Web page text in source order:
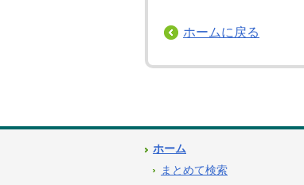
ホームに戻る
ホーム
まとめて検索